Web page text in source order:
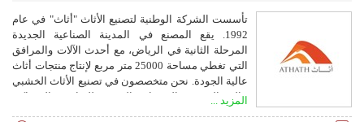
تأسست الشركة الوطنية لتصنيع الأثاث "أثاث" في عام
1992. يقع المصنع في المدينة الصناعية الجديدة
المرحلة الثانية في الرياض، مع أحدث الآلات والمرافق
التي تغطي مساحة 25000 متر مربع لإنتاج منتجات أثاث
عالية الجودة. نحن متخصصون في تصنيع الأثاث الخشبي
عالي الجودة والمنتجات الحديثة للفنادق والمساكن
المزيد ...